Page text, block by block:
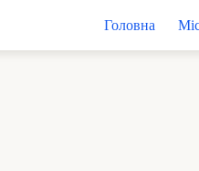
Головна